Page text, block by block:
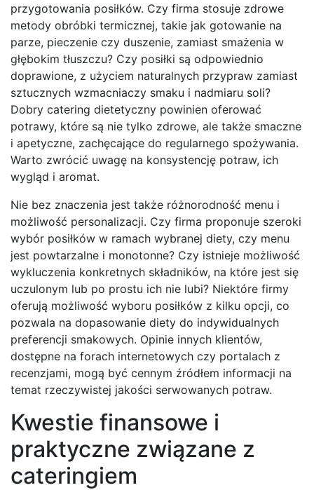
przygotowania posiłków. Czy firma stosuje zdrowe
metody obróbki termicznej, takie jak gotowanie na
parze, pieczenie czy duszenie, zamiast smażenia w
głębokim tłuszczu? Czy posiłki są odpowiednio
doprawione, z użyciem naturalnych przypraw zamiast
sztucznych wzmacniaczy smaku i nadmiaru soli?
Dobry catering dietetyczny powinien oferować
potrawy, które są nie tylko zdrowe, ale także smaczne
i apetyczne, zachęcające do regularnego spożywania.
Warto zwrócić uwagę na konsystencję potraw, ich
wygląd i aromat.
Nie bez znaczenia jest także różnorodność menu i
możliwość personalizacji. Czy firma proponuje szeroki
wybór posiłków w ramach wybranej diety, czy menu
jest powtarzalne i monotonne? Czy istnieje możliwość
wykluczenia konkretnych składników, na które jest się
uczulonym lub po prostu ich nie lubi? Niektóre firmy
oferują możliwość wyboru posiłków z kilku opcji, co
pozwala na dopasowanie diety do indywidualnych
preferencji smakowych. Opinie innych klientów,
dostępne na forach internetowych czy portalach z
recenzjami, mogą być cennym źródłem informacji na
temat rzeczywistej jakości serwowanych potraw.
Kwestie finansowe i
praktyczne związane z
cateringiem